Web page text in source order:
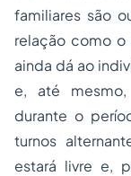
familiares são
relação como o
ainda dá ao
e, até
durante o
turnos
estará livre e,